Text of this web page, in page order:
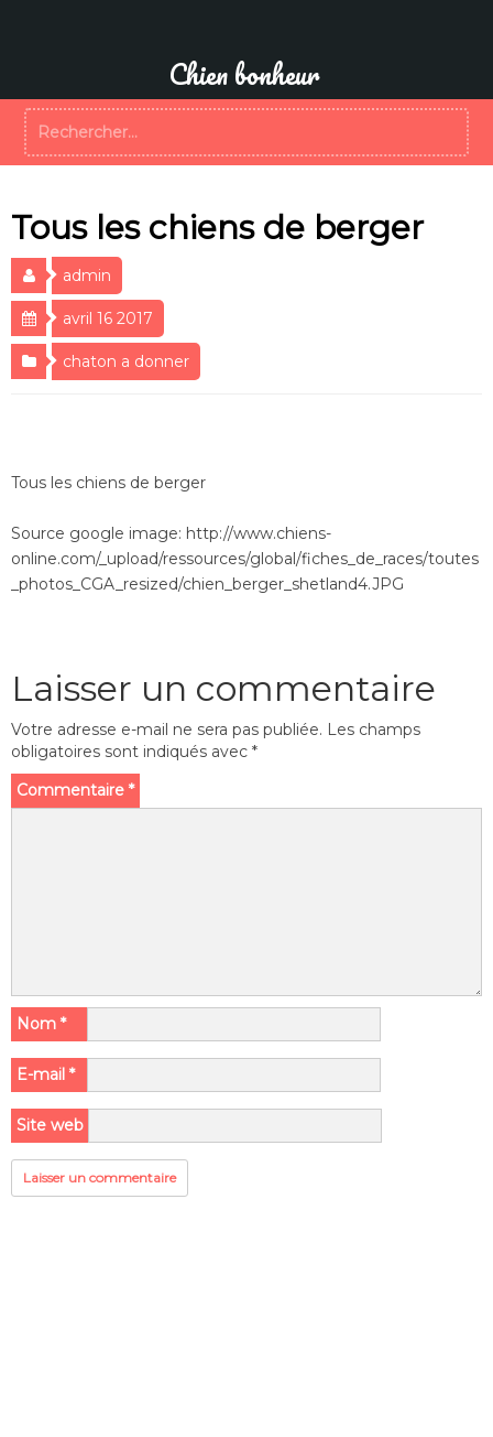
Chien bonheur
Tous les chiens de berger
admin
avril 16 2017
chaton a donner
Tous les chiens de berger
Source google image: http://www.chiens-
online.com/_upload/ressources/global/fiches_de_races/toutes
_photos_CGA_resized/chien_berger_shetland4.JPG
Laisser un commentaire
Votre adresse e-mail ne sera pas publiée. Les champs
obligatoires sont indiqués avec *
Commentaire *
Nom *
E-mail *
Site web
Rechercher :